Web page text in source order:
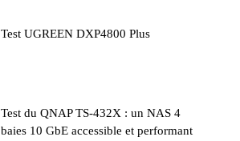
Test UGREEN DXP4800 Plus
Test du QNAP TS-432X : un NAS 4
baies 10 GbE accessible et performant